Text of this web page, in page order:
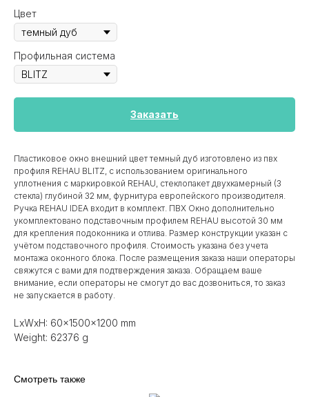
Цвет
Профильная система
Заказать
Пластиковое окно внешний цвет темный дуб изготовлено из пвх
профиля REHAU BLITZ, с использованием оригинального
уплотнения с маркировкой REHAU, стеклопакет двухкамерный (3
стекла) глубиной 32 мм, фурнитура европейского производителя.
Ручка REHAU IDEA входит в комплект. ПВХ Окно дополнительно
укомплектовано подставочным профилем REHAU высотой 30 мм
для крепления подоконника и отлива. Размер конструкции указан c
учётом подставочного профиля. Стоимость указана без учета
монтажа оконного блока. После размещения заказа наши операторы
свяжутся с вами для подтверждения заказа. Обращаем ваше
внимание, если операторы не смогут до вас дозвониться, то заказ
не запускается в работу.
LxWxH: 60x1500x1200 mm
Weight: 62376 g
Смотреть также